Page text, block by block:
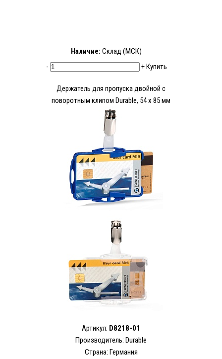
Наличие: Склад (МСК)
-
+Купить
Держатель для пропуска двойной с
поворотным клипом Durable, 54 x 85 мм
Артикул: D8218-01
Производитель: Durable
Страна: Германия